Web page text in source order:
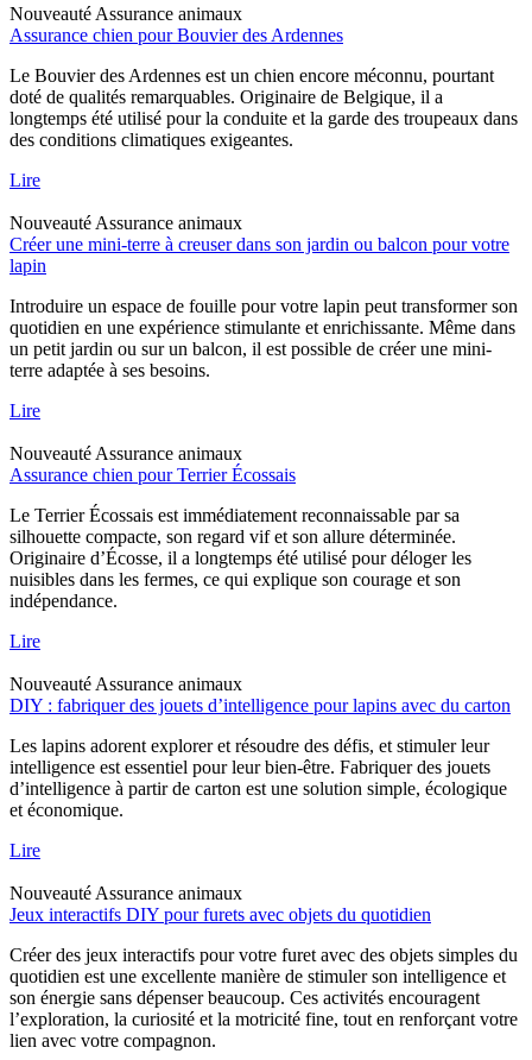
Nouveauté Assurance animaux
Assurance chien pour Bouvier des Ardennes
Le Bouvier des Ardennes est un chien encore méconnu, pourtant
doté de qualités remarquables. Originaire de Belgique, il a
longtemps été utilisé pour la conduite et la garde des troupeaux dans
des conditions climatiques exigeantes.
Lire
Nouveauté Assurance animaux
Créer une mini-terre à creuser dans son jardin ou balcon pour votre
lapin
Introduire un espace de fouille pour votre lapin peut transformer son
quotidien en une expérience stimulante et enrichissante. Même dans
un petit jardin ou sur un balcon, il est possible de créer une mini-
terre adaptée à ses besoins.
Lire
Nouveauté Assurance animaux
Assurance chien pour Terrier Écossais
Le Terrier Écossais est immédiatement reconnaissable par sa
silhouette compacte, son regard vif et son allure déterminée.
Originaire d’Écosse, il a longtemps été utilisé pour déloger les
nuisibles dans les fermes, ce qui explique son courage et son
indépendance.
Lire
Nouveauté Assurance animaux
DIY : fabriquer des jouets d’intelligence pour lapins avec du carton
Les lapins adorent explorer et résoudre des défis, et stimuler leur
intelligence est essentiel pour leur bien-être. Fabriquer des jouets
d’intelligence à partir de carton est une solution simple, écologique
et économique.
Lire
Nouveauté Assurance animaux
Jeux interactifs DIY pour furets avec objets du quotidien
Créer des jeux interactifs pour votre furet avec des objets simples du
quotidien est une excellente manière de stimuler son intelligence et
son énergie sans dépenser beaucoup. Ces activités encouragent
l’exploration, la curiosité et la motricité fine, tout en renforçant votre
lien avec votre compagnon.